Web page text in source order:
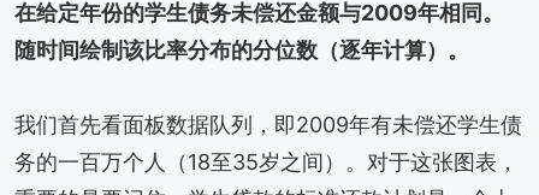
在给定年份的学生债务未偿还金额与2009年相同。
随时间绘制该比率分布的分位数（逐年计算）。
我们首先看面板数据队列，即2009年有未偿还学生债
务的一百万个人（18至35岁之间）。对于这张图表，